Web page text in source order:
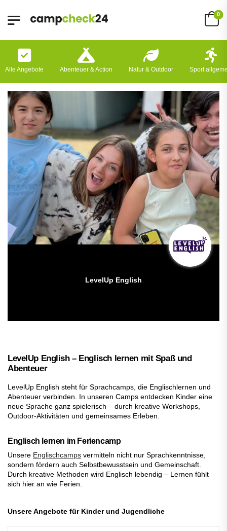
0
Alle Angebote Abenteuer & Action Natur & Outdoor Sport
LevelUp English
LevelUp English – Englisch lernen mit Spaß und
Abenteuer
LevelUp English steht für Sprachcamps, die Englischlernen und
Abenteuer verbinden. In unseren Camps entdecken Kinder eine
neue Sprache ganz spielerisch – durch kreative Workshops,
Outdoor-Aktivitäten und gemeinsames Erleben.
Englisch lernen im Feriencamp
Unsere Englischcamps vermitteln nicht nur Sprachkenntnisse,
sondern fördern auch Selbstbewusstsein und Gemeinschaft.
Durch kreative Methoden wird Englisch lebendig – Lernen fühlt
sich hier an wie Ferien.
Unsere Angebote für Kinder und Jugendliche